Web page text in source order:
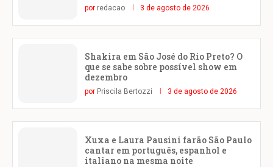
por redacao 3 de agosto de 2026
Shakira em São José do Rio Preto? O
que se sabe sobre possível show em
dezembro
por Priscila Bertozzi 3 de agosto de 2026
Xuxa e Laura Pausini farão São Paulo
cantar em português, espanhol e
italiano na mesma noite